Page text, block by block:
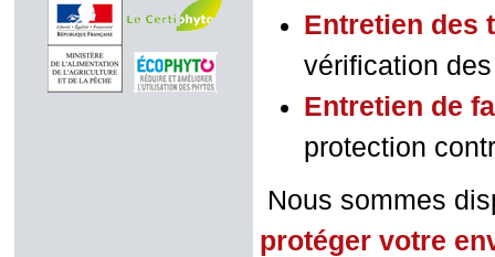
Entretien des
vérification
Entretien de
protection
Nous sommes
protéger votre